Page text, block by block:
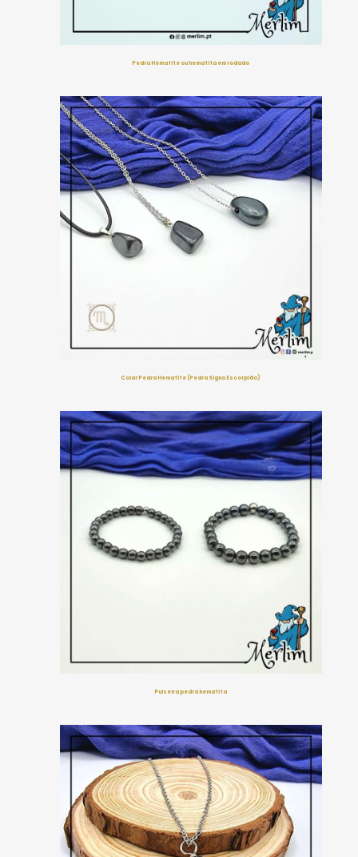
Pedra Hematite ou hematita em rodado
Colar Pedra Hematite (Pedra Signo Escorpião)
Pulseira pedra hematita